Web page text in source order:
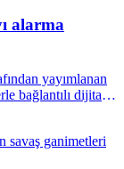
alarma
yayımlanan
bağlantılı dijital